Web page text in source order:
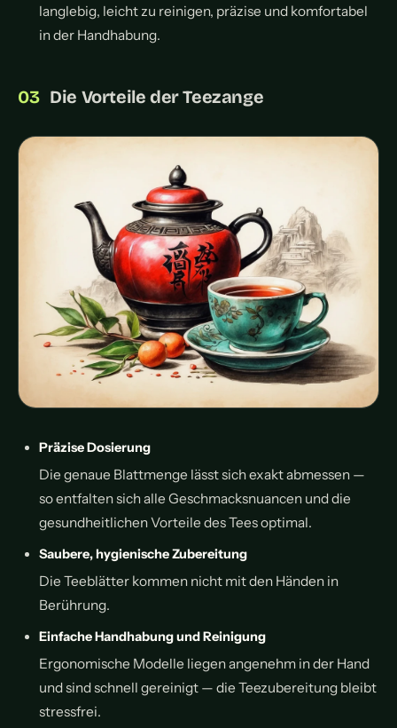
langlebig, leicht zu reinigen, präzise und komfortabel
in der Handhabung.
Die Vorteile der Teezange
Präzise Dosierung
Die genaue Blattmenge lässt sich exakt abmessen —
so entfalten sich alle Geschmacksnuancen und die
gesundheitlichen Vorteile des Tees optimal.
Saubere, hygienische Zubereitung
Die Teeblätter kommen nicht mit den Händen in
Berührung.
Einfache Handhabung und Reinigung
Ergonomische Modelle liegen angenehm in der Hand
und sind schnell gereinigt — die Teezubereitung bleibt
stressfrei.